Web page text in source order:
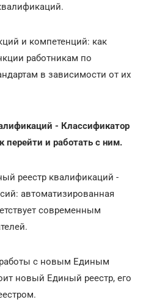
и компетенций: как
работникам по
в зависимости от их
- Классификатор
перейти и работать с ним.
реестр квалификаций -
автоматизированная
современным
с новым Единым
новый Единый реестр, его